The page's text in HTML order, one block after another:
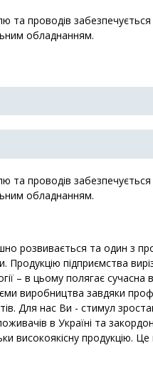
та проводів
обладнанням.
та проводів
обладнанням.
розвивається та один з
Продукцію підприємства
– в цьому полягає сучасна
виробництва завдяки
Для нас Ви - стимул
в Україні та
високоякісну продукцію. Це